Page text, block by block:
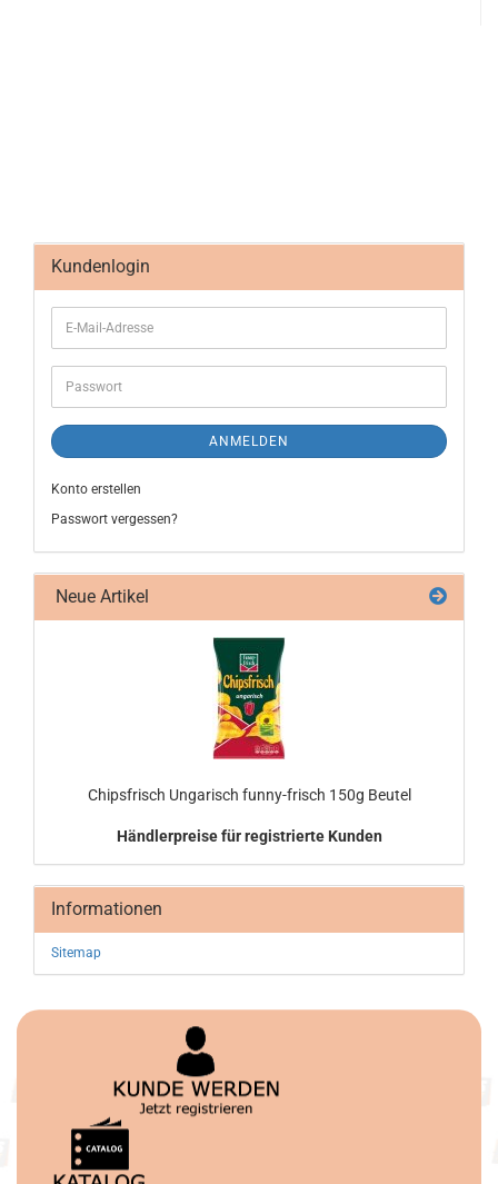
Kundenlogin
ANMELDEN
Konto erstellen
Passwort vergessen?
Neue Artikel
Chips­frisch Un­ga­risch funny-​frisch 150g Beu­tel
Händlerpreise für registrierte Kunden
Informationen
Sitemap